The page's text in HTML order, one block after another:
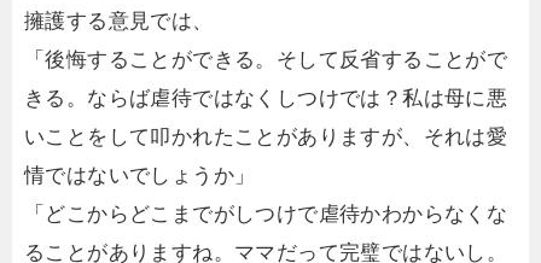
擁護する意見では、
「後悔することができる。そして反省することがで
きる。ならば虐待ではなくしつけでは？私は母に悪
いことをして叩かれたことがありますが、それは愛
情ではないでしょうか」
「どこからどこまでがしつけで虐待かわからなくな
ることがありますね。ママだって完璧ではないし。